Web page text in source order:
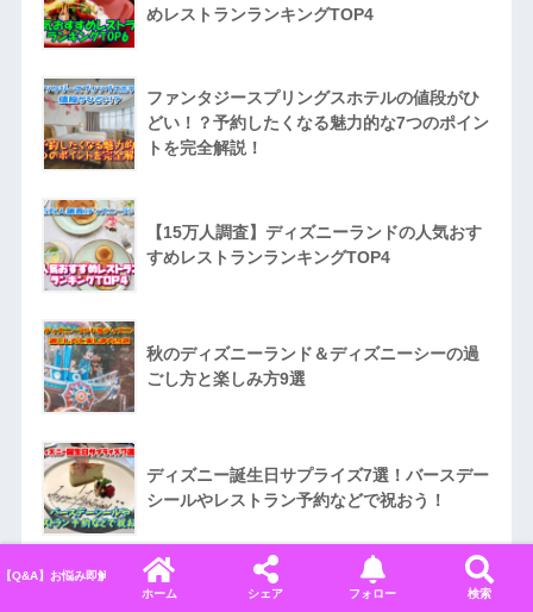
めレストランランキングTOP4
ファンタジースプリングスホテルの値段がひ
どい！？予約したくなる魅力的な7つのポイン
トを完全解説！
【15万人調査】ディズニーランドの人気おす
すめレストランランキングTOP4
秋のディズニーランド＆ディズニーシーの過
ごし方と楽しみ方9選
ディズニー誕生日サプライズ7選！バースデー
シールやレストラン予約などで祝おう！
【Q&A】お悩み即解決！ディズニーに関するよくある質問＆回答まとめ
ホーム
シェア フォロー 検索